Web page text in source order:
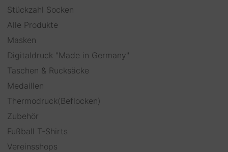
Stückzahl Socken
Alle Produkte
Masken
Digitaldruck "Made in Germany"
Taschen & Rucksäcke
Medaillen
Thermodruck(Beflocken)
Zubehör
Fußball T-Shirts
Vereinsshops